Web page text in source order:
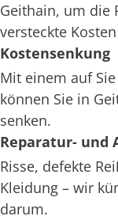
Geithain, um die
versteckte
Kostensenkung
Mit einem auf
können Sie in
senken.
Reparatur- und
Risse, defekte
Kleidung – wir
darum.